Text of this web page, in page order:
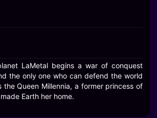
LaMetal begins a war of conquest
the only one who can defend the world
the Queen Millennia, a former princess of
Earth her home.